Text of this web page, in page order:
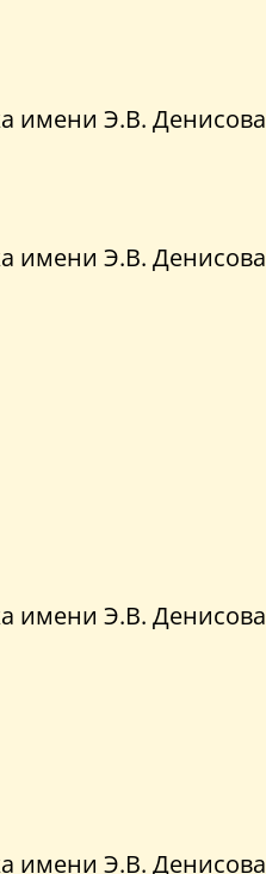
имени Э.В. Денисова
имени Э.В. Денисова
имени Э.В. Денисова
имени Э.В. Денисова